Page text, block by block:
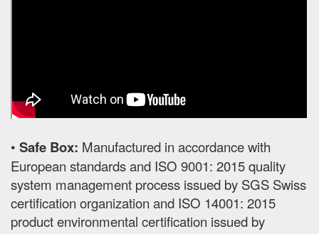
• Safe Box: Manufactured in accordance with
European standards and ISO 9001: 2015 quality
system management process issued by SGS Swiss
certification organization and ISO 14001: 2015
product environmental certification issued by